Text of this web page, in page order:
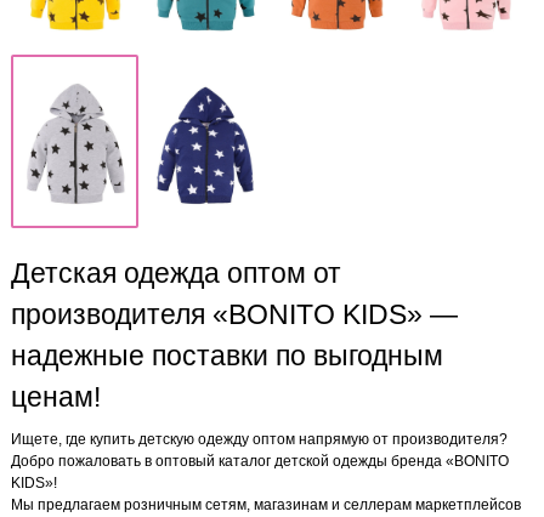
Детская одежда оптом от
производителя «BONITO KIDS» —
надежные поставки по выгодным
ценам!
Ищете, где купить детскую одежду оптом напрямую от производителя?
Добро пожаловать в оптовый каталог детской одежды бренда «BONITO
KIDS»!
Мы предлагаем розничным сетям, магазинам и селлерам маркетплейсов